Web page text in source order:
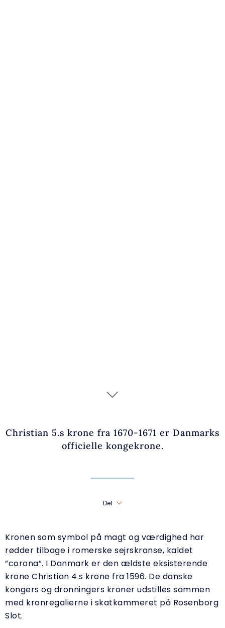
Christian 5.s krone fra 1670-1671 er Danmarks
officielle kongekrone.
Del
Kronen som symbol på magt og værdighed har
rødder tilbage i romerske sejrskranse, kaldet
”corona”. I Danmark er den ældste eksisterende
krone Christian 4.s krone fra 1596. De danske
kongers og dronningers kroner udstilles sammen
med kronregalierne i skatkammeret på Rosenborg
Slot.